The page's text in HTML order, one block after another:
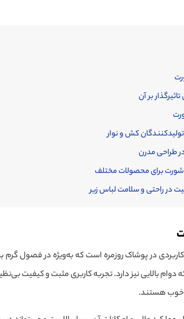
بر آن
کش و نوار
مدرن
برای محصولات مختلف
راحتی و سلامت لباس زیر
در پوشاک روزمره است که به‌ویژه در فصول گرم
دوام بالایی نیز دارد. تجربه کاربری مثبت و کیفیت
خوب هستند.